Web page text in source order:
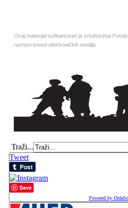
Ovaj materijal sufinanciran je sredstvima
raznovrsnosti elektroničkih medija.
Traži...
Tweet
Save
Powered by